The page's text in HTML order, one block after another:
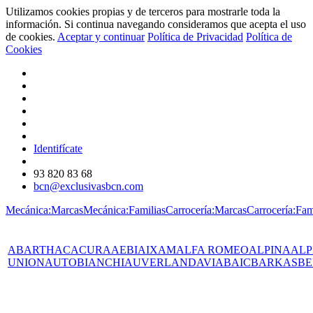
Utilizamos cookies propias y de terceros para mostrarle toda la
información. Si continua navegando consideramos que acepta el uso
de cookies. Aceptar y continuar Política de Privacidad Política de
Cookies
Identifícate
93 820 83 68
bcn@exclusivasbcn.com
Mecánica:MarcasMecánica:FamiliasCarrocería:Marcas
ABARTHACACURAAEBIAIXAMALFA ROMEOALPINA
UNIONAUTOBIANCHIAUVERLANDAVIABAICBARKAS